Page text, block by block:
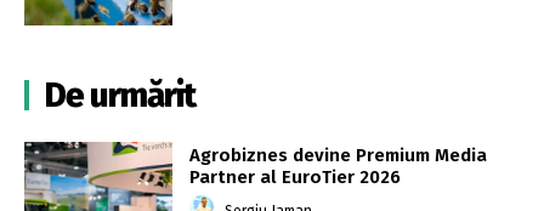
De urmărit
Agrobiznes devine Premium Media
Partner al EuroTier 2026